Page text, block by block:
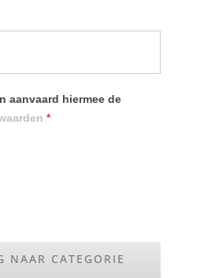
aanvaard hiermee de
*
NAAR CATEGORIE